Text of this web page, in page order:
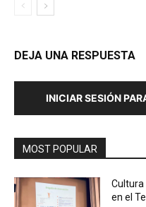
DEJA UNA RESPUESTA
INICIAR SESIÓN
MOST POPULAR
en el